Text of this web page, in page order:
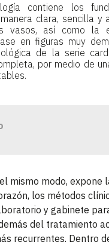
contiene los
clara, sencilla
vasos, así como la
en figuras muy
de la serie
por medio de
mismo modo, expone
los métodos
y gabinete
del tratamiento
recurrentes. Dentro